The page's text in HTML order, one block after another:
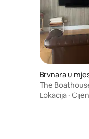
Brvnara u
The
Lokacija ·